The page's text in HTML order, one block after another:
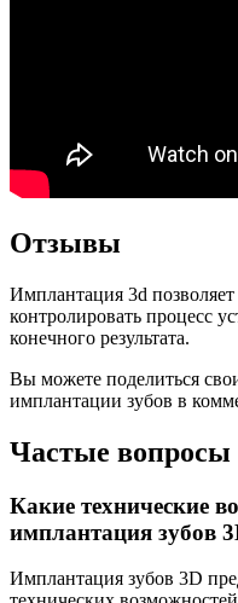
Отзывы
Имплантация 3d
контролировать процесс
конечного результата.
Вы можете поделиться
имплантации зубов в
Частые вопросы
Какие технические
имплантация зубов
Имплантация зубов 3D